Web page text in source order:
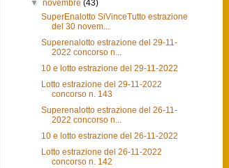
▼novembre(43)
SuperEnalotto SiVinceTutto estrazione
del 30 novem...
Superenalotto estrazione del 29-11-
2022 concorso n...
10 e lotto estrazione del 29-11-2022
Lotto estrazione del 29-11-2022
concorso n. 143
Superenalotto estrazione del 26-11-
2022 concorso n...
10 e lotto estrazione del 26-11-2022
Lotto estrazione del 26-11-2022
concorso n. 142